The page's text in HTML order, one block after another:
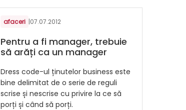
afaceri |07.07.2012
Pentru a fi manager, trebuie
să arăți ca un manager
Dress code-ul ținutelor business este
bine delimitat de o serie de reguli
scrise și nescrise cu privire la ce să
porți și când să porți.